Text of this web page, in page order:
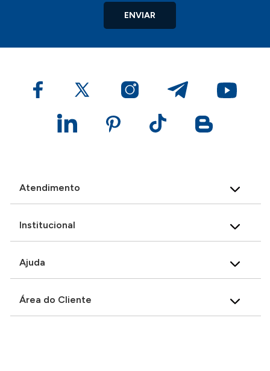
ENVIAR
Atendimento
Institucional
Ajuda
Área do Cliente